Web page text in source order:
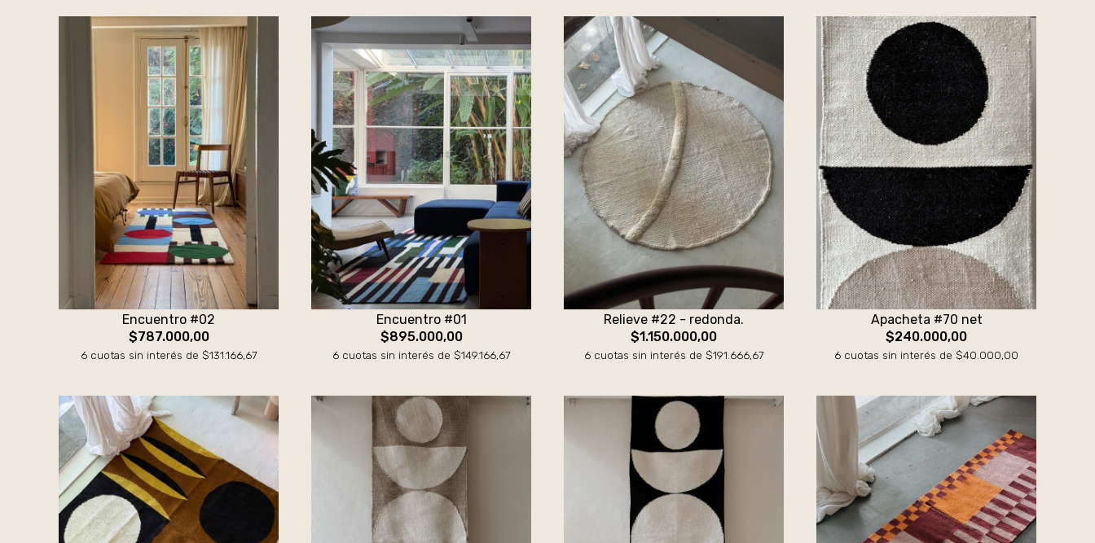
Encuentro #02
$787.000,00
6 cuotas sin interés de $131.166,67
Encuentro #01
$895.000,00
6 cuotas sin interés de $149.166,67
Relieve #22 - redonda.
$1.150.000,00
6 cuotas sin interés de $191.666,67
Apacheta #70 net
$240.000,00
6 cuotas sin interés de $40.000,00